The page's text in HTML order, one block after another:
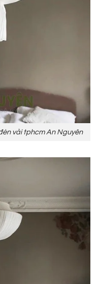
vải tphcm An Nguyên